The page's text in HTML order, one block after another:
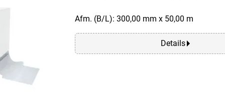
Afm. (B/L): 300,00 mm x 50,00 m
Details